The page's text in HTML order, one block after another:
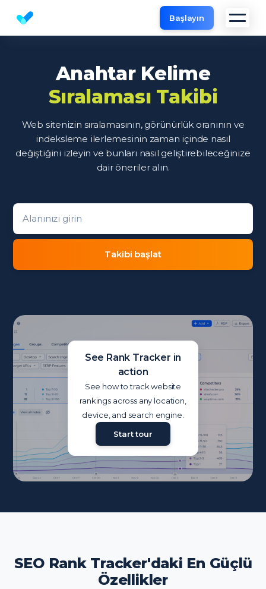
Web sitenizin SEO Analiz Ücretsiz Başlayın
Anahtar Kelime
Sıralaması Takibi
Web sitenizin sıralamasının, görünürlük oranının ve
indeksleme ilerlemesinin zaman içinde nasıl
değiştiğini izleyin ve bunları nasıl geliştirebileceğinize
dair öneriler alın.
Domain entry form for site analysis.
Takibi başlat
See Rank Tracker in
action
See how to track website
rankings across any location,
device, and search engine.
Start tour
SEO Rank Tracker'daki En Güçlü
Özellikler